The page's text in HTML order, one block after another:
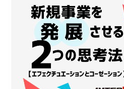
y
Li
n
k
e
b
o
o
k
e
d
I
n